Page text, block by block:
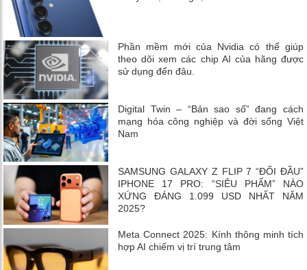
Phần mềm mới của Nvidia có thể giúp
theo dõi xem các chip AI của hãng được
sử dụng đến đâu.
Digital Twin – “Bản sao số” đang cách
mạng hóa công nghiệp và đời sống Việt
Nam
SAMSUNG GALAXY Z FLIP 7 “ĐỐI ĐẦU”
IPHONE 17 PRO: “SIÊU PHẨM” NÀO
XỨNG ĐÁNG 1.099 USD NHẤT NĂM
2025?
Meta Connect 2025: Kính thông minh tích
hợp AI chiếm vị trí trung tâm